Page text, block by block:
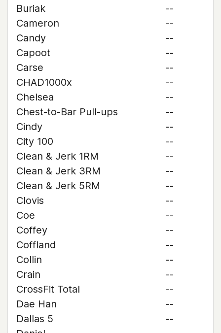
Buriak
--
Cameron
--
Candy
--
Capoot
--
Carse
--
CHAD1000x
--
Chelsea
--
Chest-to-Bar Pull-ups
--
Cindy
--
City 100
--
Clean & Jerk 1RM
--
Clean & Jerk 3RM
--
Clean & Jerk 5RM
--
Clovis
--
Coe
--
Coffey
--
Coffland
--
Collin
--
Crain
--
CrossFit Total
--
Dae Han
--
Dallas 5
--